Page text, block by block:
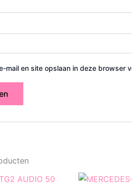
mail en site opslaan in deze browser
Dit